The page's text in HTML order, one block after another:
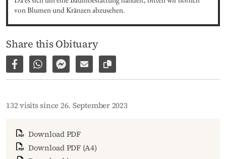
von Blumen und Kränzen abzusehen.
Share this Obituary
Share on Facebook
Share via WhatsApp
Share via Facebook Messenger
Share via E-Mail
Copy link to page
132 visits since 26. September 2023
Download PDF
Download PDF (A4)